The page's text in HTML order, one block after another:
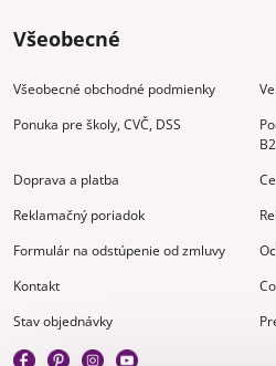
Všeobecné
Všeobecné obchodné podmienky
Ponuka pre školy, CVČ, DSS
Doprava a platba
Reklamačný poriadok
Formulár na odstúpenie od zmluvy
Kontakt
Stav objednávky